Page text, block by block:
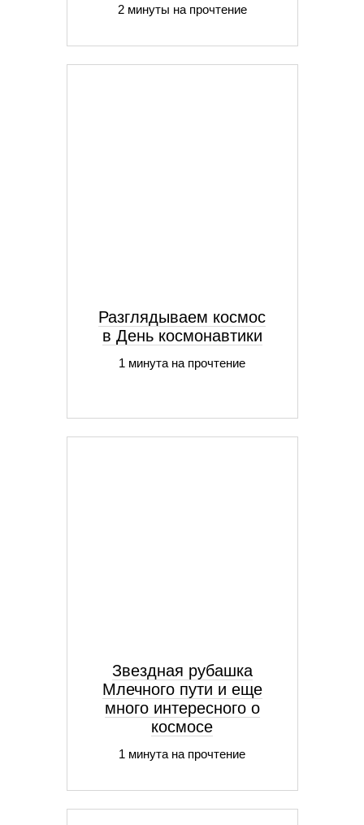
2 минуты на прочтение
Разглядываем космос
в День космонавтики
1 минута на прочтение
Звездная рубашка
Млечного пути и еще
много интересного о
космосе
1 минута на прочтение